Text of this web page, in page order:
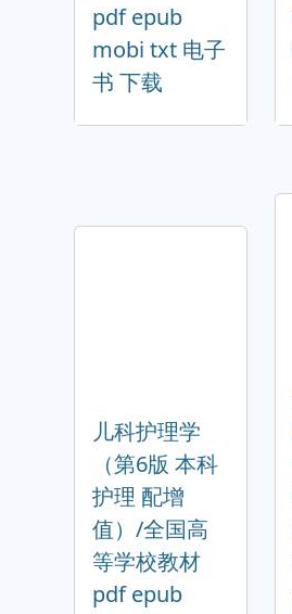
pdf epub
mobi txt 电子
书 下载
儿科护理学
（第6版 本科
护理 配增
值）/全国高
等学校教材
pdf epub